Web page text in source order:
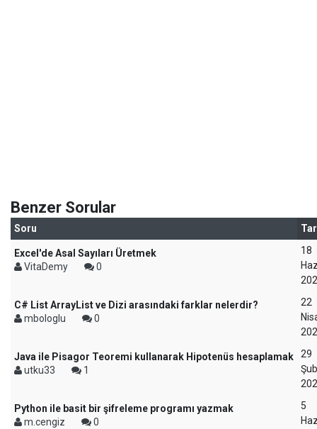
Benzer Sorular
Soru
Excel'de Asal Sayıları Üretmek
VitaDemy
0
18
C# List ArrayList ve Dizi arasındaki farklar nelerdir?
mbologlu
0
22
Java ile Pisagor Teoremi kullanarak Hipotenüs hesaplamak
utku33
1
29
Python ile basit bir şifreleme programı yazmak
m.cengiz
0
5